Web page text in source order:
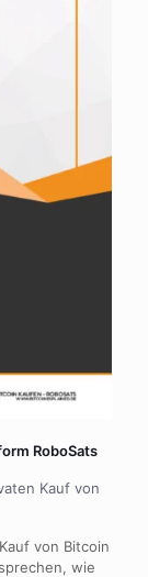
RoboSats
Kauf von
von Bitcoin
wie